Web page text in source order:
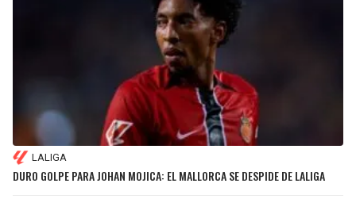
LALIGA
DURO GOLPE PARA JOHAN MOJICA: EL MALLORCA SE DESPIDE DE LALIGA